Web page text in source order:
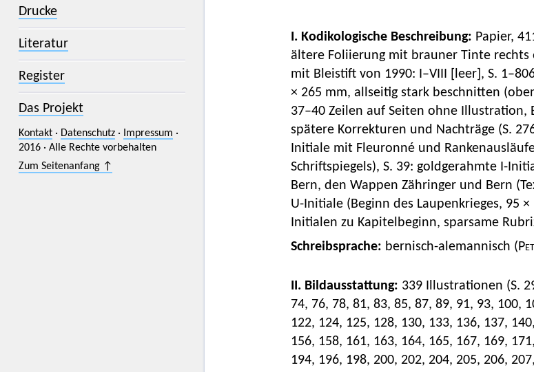
Drucke
Literatur
Register
Das Projekt
Kontakt· Datenschutz· Impressum ·
2016 · Alle Rechte vorbehalten
Zum Seitenanfang ↑
I. Kodikologische Beschreibung: Papier,
ältere Foliierung mit brauner Tinte rechts
mit Bleistift von 1990: I–VIII [leer], S.
× 265 mm, allseitig stark beschnitten
37–40 Zeilen auf Seiten ohne Illustration,
spätere Korrekturen und Nachträge (S.
Initiale mit Fleuronné und
Schriftspiegels), S. 39: goldgerahmte I-
Bern, den Wappen Zähringer und Bern
U-Initiale (Beginn des Laupenkrieges, 95
Initialen zu Kapitelbeginn, sparsame
Schreibsprache: bernisch-alemannisch (
II. Bildausstattung: 339 Illustrationen (S.
74, 76, 78, 81, 83, 85, 87, 89, 91, 93, 100,
122, 124, 125, 128, 130, 133, 136, 137,
156, 158, 161, 163, 164, 165, 167, 169,
194, 196, 198, 200, 202, 204, 205, 206,